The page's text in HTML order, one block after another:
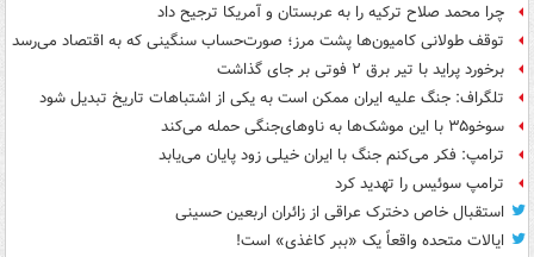
چرا محمد صلاح ترکیه را به عربستان و آمریکا ترجیح داد
توقف طولانی کامیون‌ها پشت مرز؛ صورت‌حساب سنگینی که به اقتصاد می‌رسد
برخورد پراید با تیر برق ۲ فوتی بر جای گذاشت
تلگراف: جنگ علیه ایران ممکن است به یکی از اشتباهات تاریخ تبدیل شود
سوخو۳۵ با این موشک‌ها به ناوهای‌جنگی حمله می‌کند
ترامپ: فکر می‌کنم جنگ با ایران خیلی زود پایان می‌یابد
ترامپ سوئیس را تهدید کرد
استقبال خاص دخترک عراقی از زائران اربعین حسینی
ایالات متحده واقعاً یک «ببر کاغذی» است!